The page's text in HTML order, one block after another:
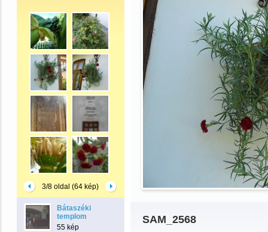
3/8 oldal (64 kép)
Bátaszéki
templom
55 kép
SAM_2568